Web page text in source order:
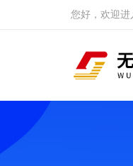
您好，欢迎进